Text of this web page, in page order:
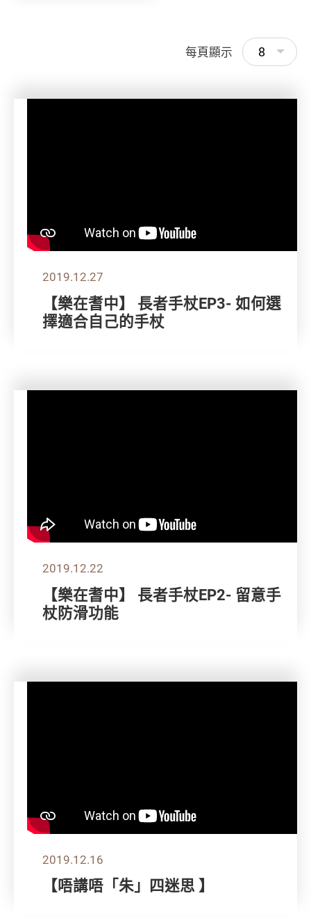
每頁顯示 8
2019.12.27
【樂在耆中】 長者手杖EP3- 如何選
擇適合自己的手杖
2019.12.22
【樂在耆中】 長者手杖EP2- 留意手
杖防滑功能
2019.12.16
【唔講唔「朱」四迷思 】